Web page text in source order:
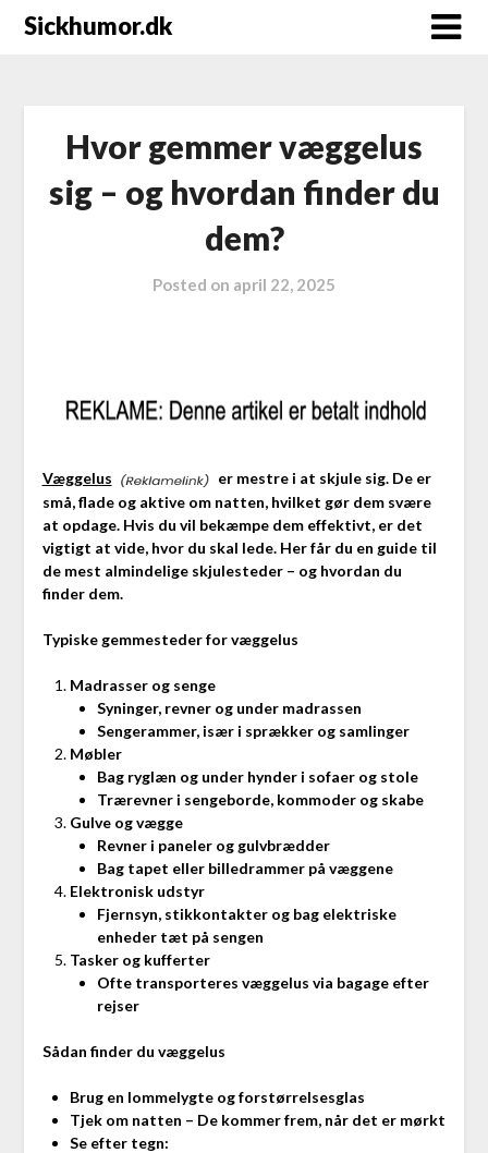
Sickhumor.dk
Hvor gemmer væggelus
sig – og hvordan finder du
dem?
Posted on april 22, 2025
Væggelus
er mestre i at skjule sig. De er
små, flade og aktive om natten, hvilket gør dem svære
at opdage. Hvis du vil bekæmpe dem effektivt, er det
vigtigt at vide, hvor du skal lede. Her får du en guide til
de mest almindelige skjulesteder – og hvordan du
finder dem.
Typiske gemmesteder for væggelus
Madrasser og senge
Syninger, revner og under madrassen
Sengerammer, især i sprækker og samlinger
Møbler
Bag ryglæn og under hynder i sofaer og stole
Trærevner i sengeborde, kommoder og skabe
Gulve og vægge
Revner i paneler og gulvbrædder
Bag tapet eller billedrammer på væggene
Elektronisk udstyr
Fjernsyn, stikkontakter og bag elektriske
enheder tæt på sengen
Tasker og kufferter
Ofte transporteres væggelus via bagage efter
rejser
Sådan finder du væggelus
Brug en lommelygte og forstørrelsesglas
Tjek om natten – De kommer frem, når det er mørkt
Se efter tegn: